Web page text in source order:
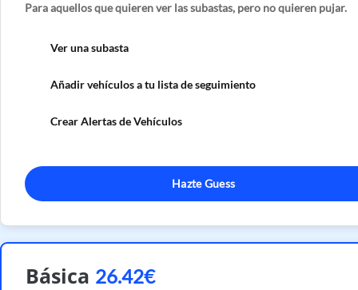
Para aquellos que quieren ver las subastas, pero no quieren pujar.
Ver una subasta
Añadir vehículos a tu lista de seguimiento
Crear Alertas de Vehículos
Hazte Guess
Básica 26.42€